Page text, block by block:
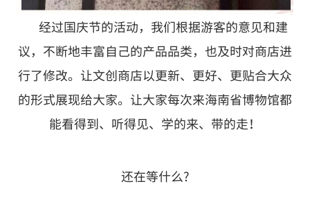
经过国庆节的活动，我们根据游客的意见和建
议，不断地丰富自己的产品品类，也及时对商店进
行了修改。让文创商店以更新、更好、更贴合大众
的形式展现给大家。让大家每次来海南省博物馆都
能看得到、听得见、学的来、带的走！
还在等什么?